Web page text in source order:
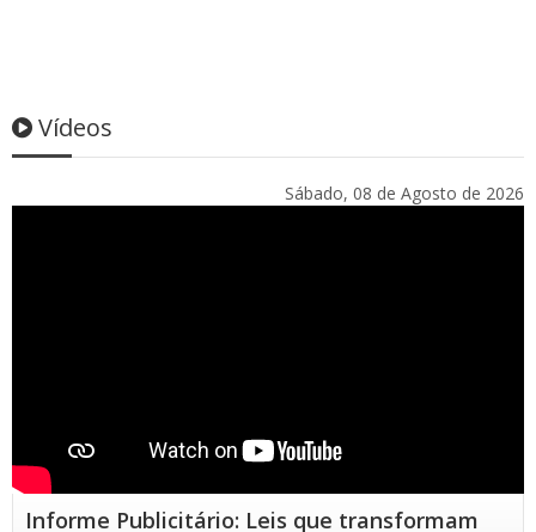
Vídeos
Sábado, 08 de Agosto de 2026
Informe Publicitário: Leis que transformam